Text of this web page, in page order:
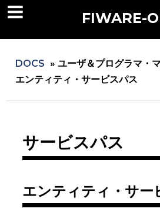
FIWARE-
DOCS » ユーザ＆プログラマ・
エンティティ・サービスパス
サービスパス
エンティティ・サー